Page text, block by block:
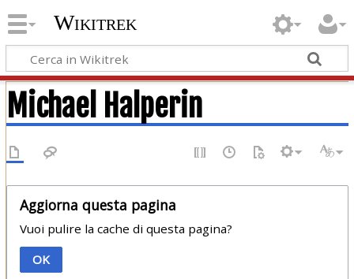
Wikitrek
Michael Halperin
Aggiorna questa pagina
Vuoi pulire la cache di questa pagina?
OK